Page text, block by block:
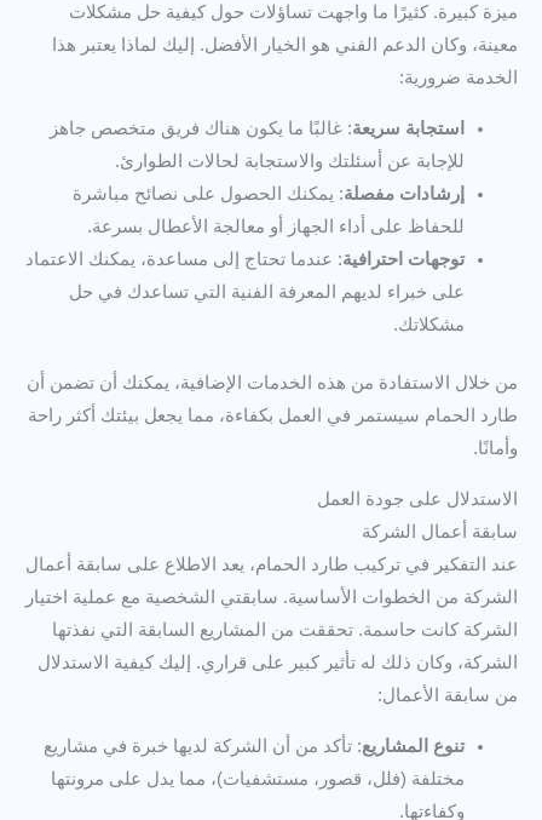
ميزة كبيرة. كثيرًا ما واجهت تساؤلات حول كيفية حل مشكلات
معينة، وكان الدعم الفني هو الخيار الأفضل. إليك لماذا يعتبر هذا
الخدمة ضرورية:
استجابة سريعة: غالبًا ما يكون هناك فريق متخصص جاهز
للإجابة عن أسئلتك والاستجابة لحالات الطوارئ.
إرشادات مفصلة: يمكنك الحصول على نصائح مباشرة
للحفاظ على أداء الجهاز أو معالجة الأعطال بسرعة.
توجهات احترافية: عندما تحتاج إلى مساعدة، يمكنك الاعتماد
على خبراء لديهم المعرفة الفنية التي تساعدك في حل
مشكلاتك.
من خلال الاستفادة من هذه الخدمات الإضافية، يمكنك أن تضمن أن
طارد الحمام سيستمر في العمل بكفاءة، مما يجعل بيئتك أكثر راحة
وأمانًا.
الاستدلال على جودة العمل
سابقة أعمال الشركة
عند التفكير في تركيب طارد الحمام، يعد الاطلاع على سابقة أعمال
الشركة من الخطوات الأساسية. سابقتي الشخصية مع عملية اختيار
الشركة كانت حاسمة. تحققت من المشاريع السابقة التي نفذتها
الشركة، وكان ذلك له تأثير كبير على قراري. إليك كيفية الاستدلال
من سابقة الأعمال:
تنوع المشاريع: تأكد من أن الشركة لديها خبرة في مشاريع
مختلفة (فلل، قصور، مستشفيات)، مما يدل على مرونتها
وكفاءتها.